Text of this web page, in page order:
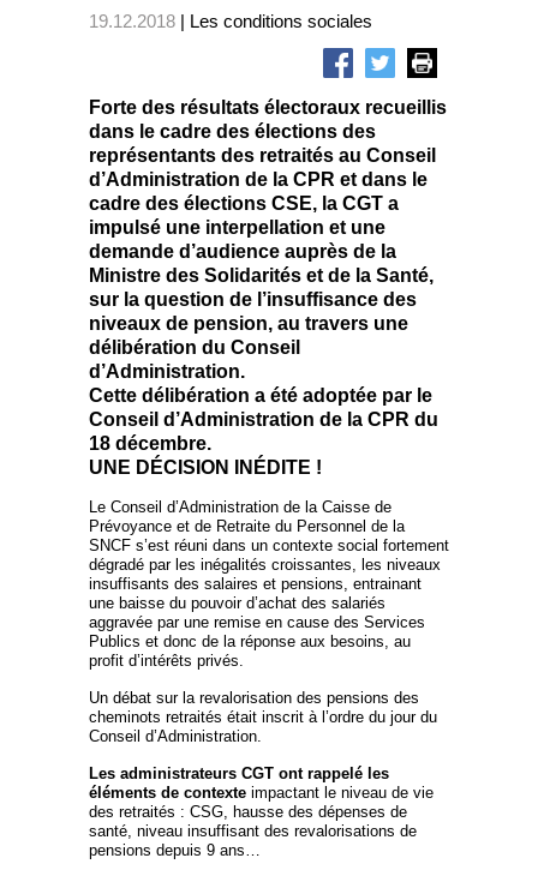
19.12.2018 | Les conditions sociales
Forte des résultats électoraux recueillis
dans le cadre des élections des
représentants des retraités au Conseil
d’Administration de la CPR et dans le
cadre des élections CSE, la CGT a
impulsé une interpellation et une
demande d’audience auprès de la
Ministre des Solidarités et de la Santé,
sur la question de l’insuffisance des
niveaux de pension, au travers une
délibération du Conseil
d’Administration.
Cette délibération a été adoptée par le
Conseil d’Administration de la CPR du
18 décembre.
UNE DÉCISION INÉDITE !
Le Conseil d’Administration de la Caisse de
Prévoyance et de Retraite du Personnel de la
SNCF s’est réuni dans un contexte social fortement
dégradé par les inégalités croissantes, les niveaux
insuffisants des salaires et pensions, entrainant
une baisse du pouvoir d’achat des salariés
aggravée par une remise en cause des Services
Publics et donc de la réponse aux besoins, au
profit d’intérêts privés.
Un débat sur la revalorisation des pensions des
cheminots retraités était inscrit à l’ordre du jour du
Conseil d’Administration.
Les administrateurs CGT ont rappelé les
éléments de contexte impactant le niveau de vie
des retraités : CSG, hausse des dépenses de
santé, niveau insuffisant des revalorisations de
pensions depuis 9 ans…